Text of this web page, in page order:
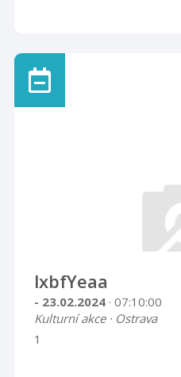
lxbfYeaa
- 23.02.2024 · 07:10:00
Kulturní akce · Ostrava
1